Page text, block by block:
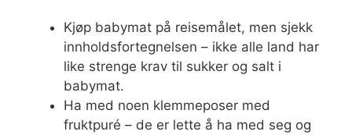
Kjøp babymat på reisemålet, men sjekk
innholdsfortegnelsen – ikke alle land har
like strenge krav til sukker og salt i
babymat.
Ha med noen klemmeposer med
fruktpuré – de er lette å ha med seg og